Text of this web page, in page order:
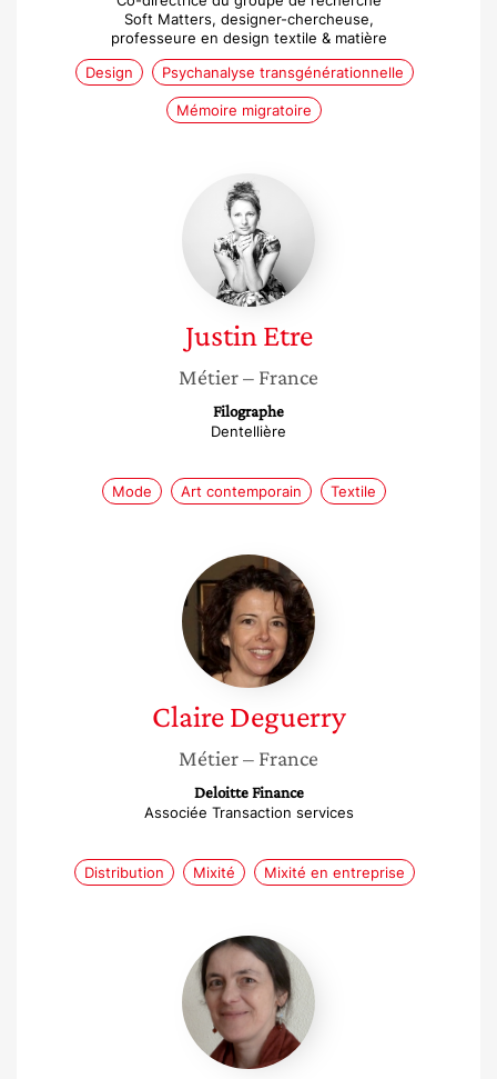
Soft Matters, designer-chercheuse,
professeure en design textile & matière
Design
Psychanalyse transgénérationnelle
Mémoire migratoire
Justin
Etre
Justin Etre
Métier– France
Filographe
Dentellière
Mode Art contemporain Textile
Claire
Deguerry
Claire Deguerry
Métier– France
Deloitte Finance
Associée Transaction services
Distribution Mixité Mixité en entreprise
Cécile
Michel